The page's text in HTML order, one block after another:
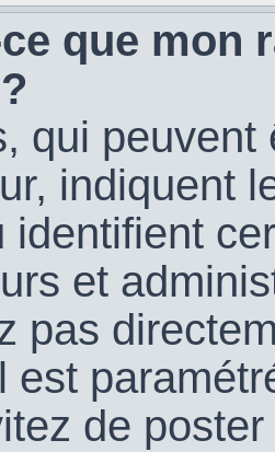
ce que mon
qui
indiquent
identifient
et
pas
est
de